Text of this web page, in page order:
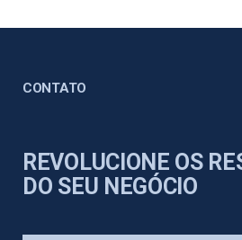
CONTATO
REVOLUCIONE OS
DO SEU NEGÓCIO